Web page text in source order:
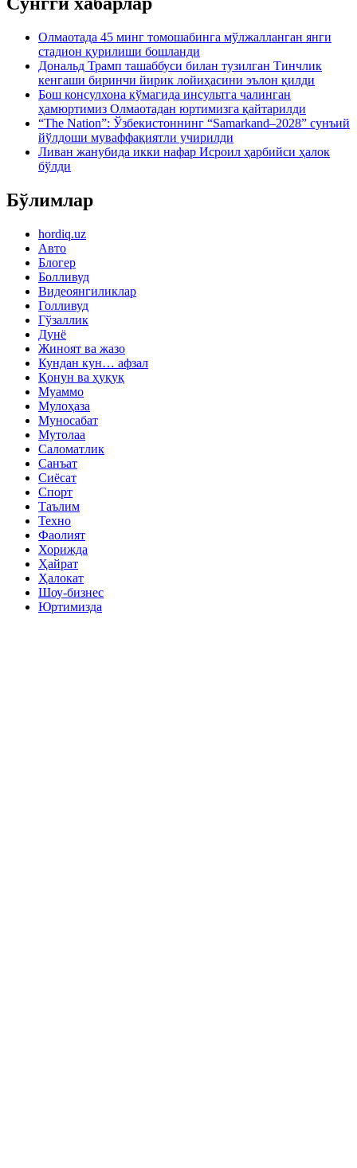
Олмаотада 45 минг томошабинга мўлжалланган янги
стадион қурилиши бошланди
Дональд Трамп ташаббуси билан тузилган Тинчлик
кенгаши биринчи йирик лойиҳасини эълон қилди
Бош консулхона кўмагида инсультга чалинган
ҳамюртимиз Олмаотадан юртимизга қайтарилди
“The Nation”: Ўзбекистоннинг “Samarkand–2028” сунъий
йўлдоши муваффақиятли учирилди
Ливан жанубида икки нафар Исроил ҳарбийси ҳалок
бўлди
Бўлимлар
hordiq.uz
Авто
Блогер
Болливуд
Видеоянгиликлар
Голливуд
Гўзаллик
Дунё
Жиноят ва жазо
Кундан кун… афзал
Қонун ва ҳуқуқ
Муаммо
Мулоҳаза
Муносабат
Мутолаа
Саломатлик
Санъат
Сиёсат
Спорт
Таълим
Техно
Фаолият
Хорижда
Ҳайрат
Ҳалокат
Шоу-бизнес
Юртимизда